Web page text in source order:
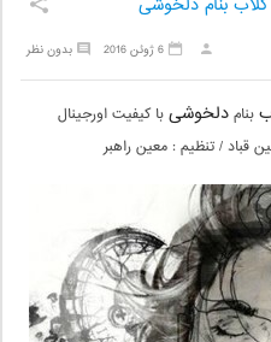
بدون نظر 6 ژوئن 2016
بنامدلخوشیبا کیفیت اورجینال
قباد / تنظیم : معین راهبر